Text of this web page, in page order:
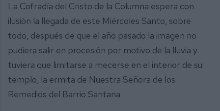
La Cofradía del Cristo de la Columna espera con
ilusión la llegada de este Miércoles Santo, sobre
todo, después de que el año pasado la imagen no
pudiera salir en procesión por motivo de la lluvia y
tuviera que limitarse a mecerse en el interior de su
templo, la ermita de Nuestra Señora de los
Remedios del Barrio Santana.